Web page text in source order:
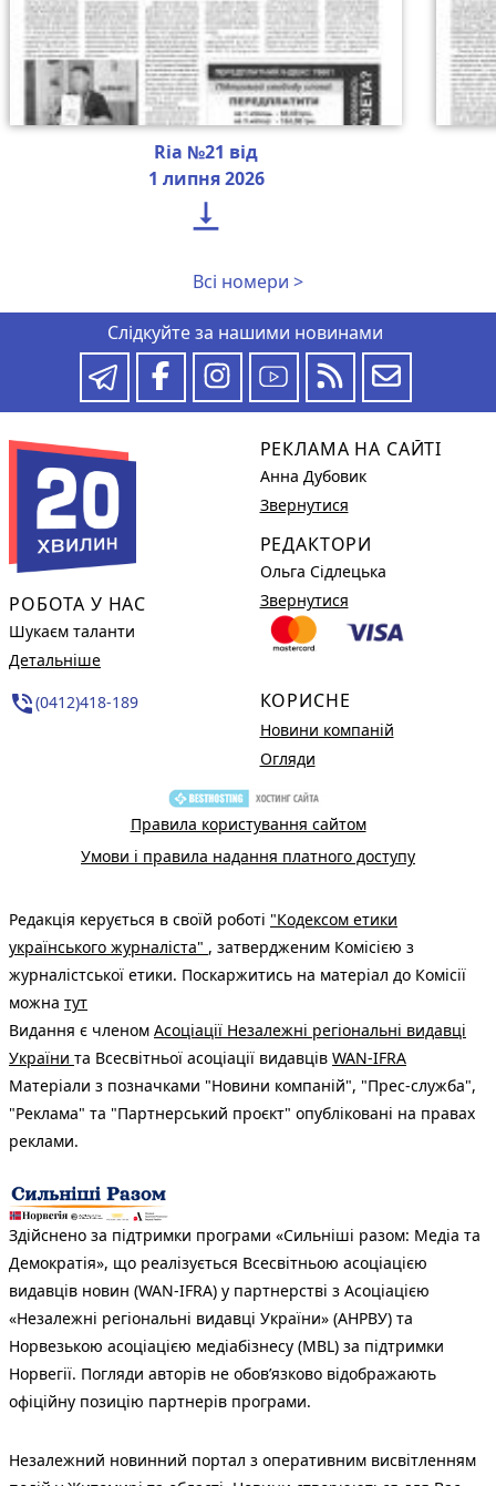
Ria №21 від
1 липня 2026

Всі номери >
Слідкуйте за нашими новинами
РОБОТА У НАС
Шукаєм таланти
Детальніше
phone_in_talk(0412)418-189
РЕКЛАМА НА САЙТІ
Анна Дубовик
Звернутися
РЕДАКТОРИ
Ольга Сідлецька
Звернутися
КОРИСНЕ
Новини компаній
Огляди
Правила користування сайтом
Умови і правила надання платного доступу
Редакція керується в своїй роботі "Кодексом етики
українського журналіста" , затвердженим Комісією з
журналістської етики. Поскаржитись на матеріал до Комісії
можна тут
Видання є членом Асоціації Незалежні регіональні видавці
України та Всесвітньої асоціації видавців WAN-IFRA
Матеріали з позначками "Новини компаній", "Прес-служба",
"Реклама" та "Партнерський проєкт" опубліковані на правах
реклами.
Здійснено за підтримки програми «Сильніші разом: Медіа та
Демократія», що реалізується Всесвітньою асоціацією
видавців новин (WAN-IFRA) у партнерстві з Асоціацією
«Незалежні регіональні видавці України» (АНРВУ) та
Норвезькою асоціацією медіабізнесу (MBL) за підтримки
Норвегії. Погляди авторів не обов’язково відображають
офіційну позицію партнерів програми.
Незалежний новинний портал з оперативним висвітленням